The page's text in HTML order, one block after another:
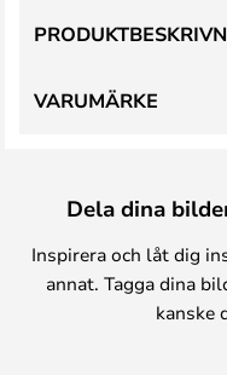
VARUMÄRKE
Dela dina
Inspirera och låt dig
annat. Tagga dina
kanske